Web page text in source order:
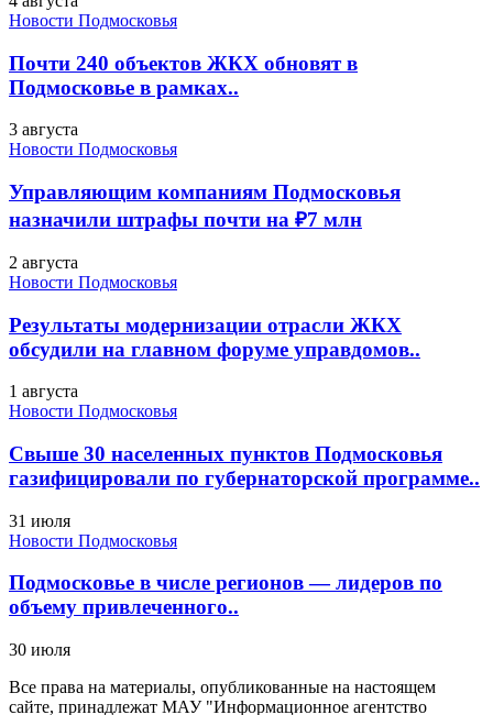
Новости Подмосковья
Почти 240 объектов ЖКХ обновят в
Подмосковье в рамках..
3 августа
Новости Подмосковья
Управляющим компаниям Подмосковья
назначили штрафы почти на ₽7 млн
2 августа
Новости Подмосковья
Результаты модернизации отрасли ЖКХ
обсудили на главном форуме управдомов..
1 августа
Новости Подмосковья
Свыше 30 населенных пунктов Подмосковья
газифицировали по губернаторской программе..
31 июля
Новости Подмосковья
Подмосковье в числе регионов — лидеров по
объему привлеченного..
30 июля
Все права на материалы, опубликованные на настоящем
сайте, принадлежат МАУ "Информационное агентство